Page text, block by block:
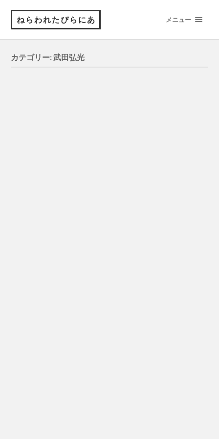
ねらわれたぴらにあ メニュー
カテゴリー:武田弘光